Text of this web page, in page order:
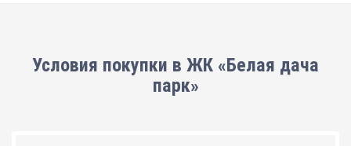
Условия покупки в ЖК «Белая дача
парк»